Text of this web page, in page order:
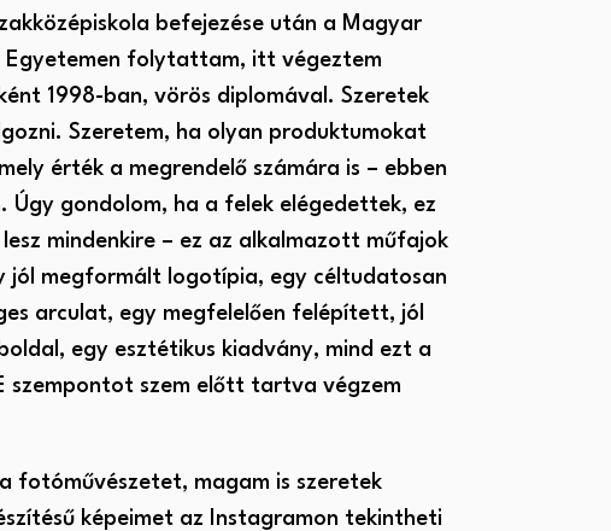
befejezése után a Magyar
Egyetemen folytattam, itt végeztem
1998-ban, vörös diplomával. Szeretek
Szeretem, ha olyan produktumokat
érték a megrendelő számára is – ebben
Úgy gondolom, ha a felek elégedettek, ez
mindenkire – ez az alkalmazott műfajok
jól megformált logotípia, egy céltudatosan
arculat, egy megfelelően felépített, jól
egy esztétikus kiadvány, mind ezt a
szempontot szem előtt tartva végzem
fotóművészetet, magam is szeretek
képeimet az Instagramon tekintheti